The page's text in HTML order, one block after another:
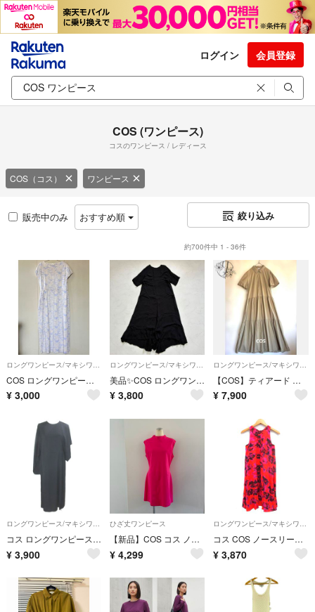
ログイン 会員登録
COS (ワンピース)
コスのワンピース / レディース
COS（コス） ワンピース
販売中のみ おすすめ順 絞り込み
約700件中 1 - 36件
ロングワンピース/マキシワンピース
COS ロングワンピース ゆったり やや袖ありワンピース コットンワンピース コス
¥ 3,000
ロングワンピース/マキシワンピース
美品✨COS ロングワンピース ドレープ 黒 XL（G248）
¥ 3,800
ロングワンピース/マキシワンピース
【COS】ティアード ギャザー ワンピース ベージュ ハーフジップ M 741
¥ 7,900
ロングワンピース/マキシワンピース
コス ロングワンピース アシンメトリースリーブ 半袖 7分袖 フロントスリット
¥ 3,900
ひざ丈ワンピース
【新品】COS コス ノースリーブワンピース ハイネック ショッキングピンク M
¥ 4,299
ロングワンピース/マキシワンピース
コス COS ノースリーブ フレア ワンピース ロング プリント 32 レッド
¥ 3,870